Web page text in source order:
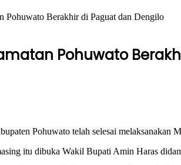
Pohuwato Berakhir di Paguat dan Dengilo
Pohuwato
Pohuwato telah selesai
itu dibuka Wakil Bupati Amin Haras